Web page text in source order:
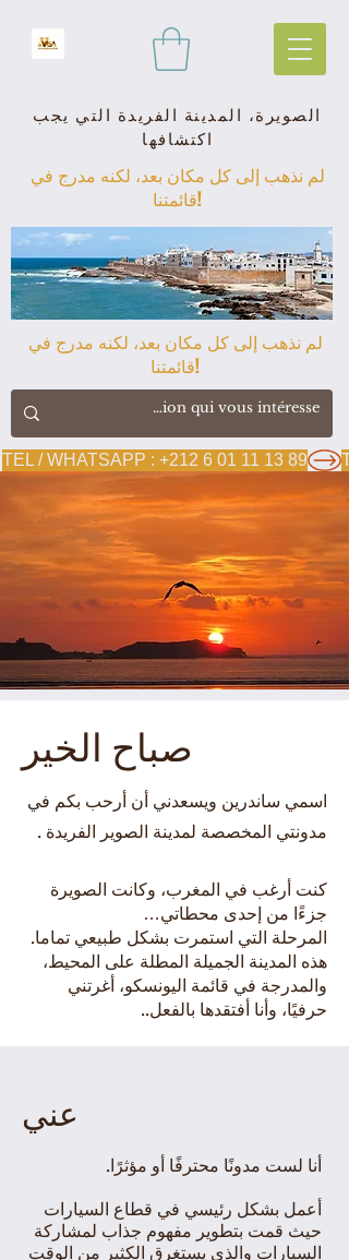
الصويرة، المدينة الفريدة التي يجب
اكتشافها
لم نذهب إلى كل مكان بعد، لكنه مدرج في
قائمتنا!
TEL / WHATSAPP : +212 6 01 11 13 89
لم نذهب إلى كل مكان بعد، لكنه مدرج في
قائمتنا!
صباح الخير
اسمي ساندرين ويسعدني أن أرحب بكم في
مدونتي المخصصة لمدينة الصوير الفريدة .
كنت أرغب في المغرب، وكانت الصويرة
جزءًا من إحدى محطاتي…
المرحلة التي استمرت بشكل طبيعي تماما.
هذه المدينة الجميلة المطلة على المحيط،
والمدرجة في قائمة اليونسكو، أغرتني
حرفيًا، وأنا أفتقدها بالفعل..
عني
أنا لست مدونًا محترفًا أو مؤثرًا.
أعمل بشكل رئيسي في قطاع السيارات
حيث قمت بتطوير مفهوم جذاب لمشاركة
السيارات والذي يستغرق الكثير من الوقت